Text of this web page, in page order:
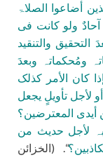
أضاعوا الصلاۃ
آحادٌ ولو کانت فی
والتنقید
ومُحکماتہ وبعدَ
کان الأمر کذلک
لأجل تأویلٍ یجعل
أیدی المعترضین؟
لأجل حدیث من
“. (الخزائن